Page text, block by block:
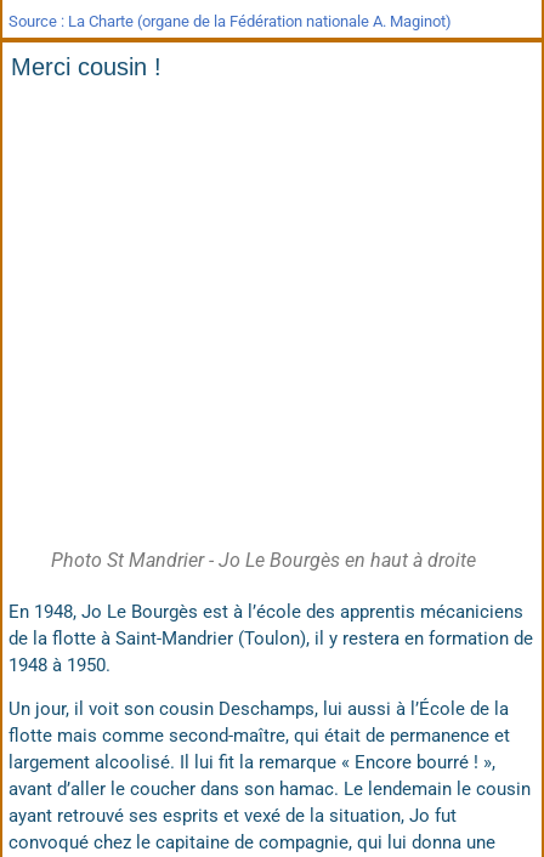
Source : La Charte (organe de la Fédération nationale A. Maginot)
Merci cousin !
Photo St Mandrier - Jo Le Bourgès en haut à droite
En 1948, Jo Le Bourgès est à l’école des apprentis mécaniciens
de la flotte à Saint-Mandrier (Toulon), il y restera en formation de
1948 à 1950.
Un jour, il voit son cousin Deschamps, lui aussi à l’École de la
flotte mais comme second-maître, qui était de permanence et
largement alcoolisé. Il lui fit la remarque « Encore bourré ! »,
avant d’aller le coucher dans son hamac. Le lendemain le cousin
ayant retrouvé ses esprits et vexé de la situation, Jo fut
convoqué chez le capitaine de compagnie, qui lui donna une